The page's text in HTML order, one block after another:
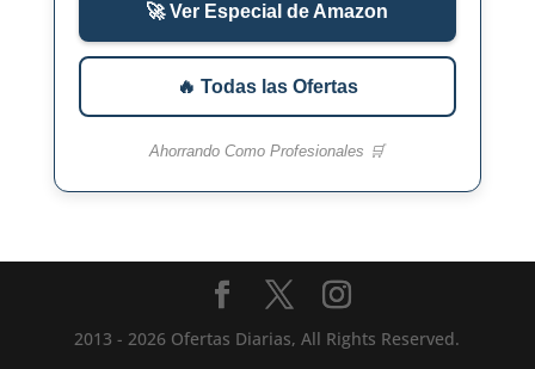
🚀 Ver Especial de Amazon
🔥 Todas las Ofertas
Ahorrando Como Profesionales 🛒
2013 - 2026 Ofertas Diarias, All Rights Reserved.